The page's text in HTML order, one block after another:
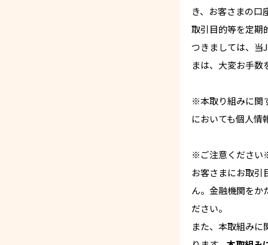
き、お客さまの口
取引目的等を定期
つきましては、当
まは、大変お手
※本取り組みに関
においても個人情
※ご注意くださ
お客さまにお取引
ん。金融機関をか
ださい。
また、本取組み